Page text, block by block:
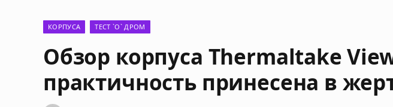
КОРПУСА ТЕСТ `О` ДРОМ
Обзор корпуса Thermaltake
практичность принесена в